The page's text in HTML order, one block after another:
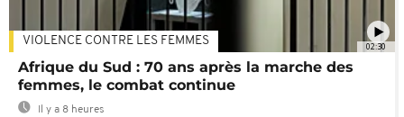
02:30
VIOLENCE CONTRE LES FEMMES
Afrique du Sud : 70 ans après la marche des
femmes, le combat continue
Il y a 8 heures